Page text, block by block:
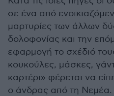
σε ένα από
μαρτυρίες των άλλων
δολοφονίας και την
εφαρμογή το σχέδιό
κουκούλες, μάσκες,
καρτέρι» φέρεται να
ο άνδρας από τη Νεμέα.